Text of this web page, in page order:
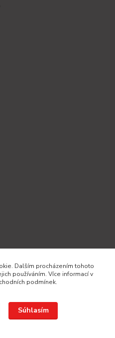
Dalším procházením tohoto
používáním. Více informací v
podmínek.
Súhlasím